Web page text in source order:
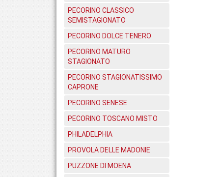
PECORINO CLASSICO
SEMISTAGIONATO
PECORINO DOLCE TENERO
PECORINO MATURO
STAGIONATO
PECORINO STAGIONATISSIMO
CAPRONE
PECORINO SENESE
PECORINO TOSCANO MISTO
PHILADELPHIA
PROVOLA DELLE MADONIE
PUZZONE DI MOENA